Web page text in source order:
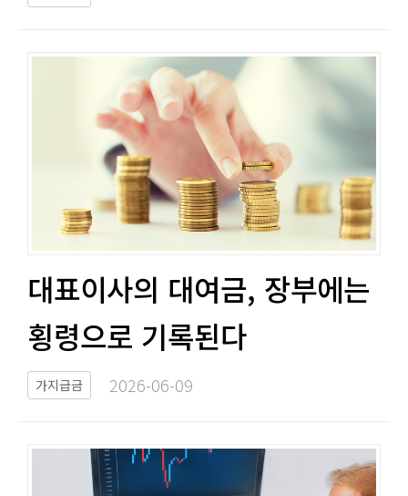
대표이사의 대여금, 장부에는
횡령으로 기록된다​​
가지급금 2026-06-09​